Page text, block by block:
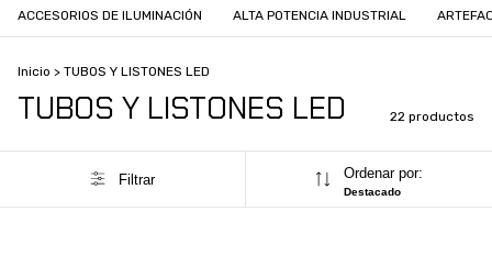
ACCESORIOS DE ILUMINACIÓN ALTA POTENCIA INDUSTRIAL
Inicio > TUBOS Y LISTONES LED
TUBOS Y LISTONES LED 22 productos
Filtrar Ordenar por:
Destacado